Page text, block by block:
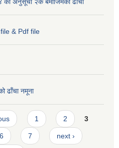
को अनुसूची २क बमोजिमको ढाँचा
file & Pdf file
ढाँचा नमूना
1 2 3
6 7 next ›